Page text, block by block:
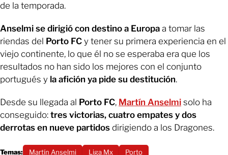
de la temporada.
Anselmi se dirigió con destino a Europa a tomar las
riendas del Porto FC y tener su primera experiencia en el
viejo continente, lo que él no se esperaba era que los
resultados no han sido los mejores con el conjunto
portugués y la afición ya pide su destitución.
Desde su llegada al Porto FC, Martín Anselmi solo ha
conseguido: tres victorias, cuatro empates y dos
derrotas en nueve partidos dirigiendo a los Dragones.
Temas: Martín Anselmi Liga Mx Porto